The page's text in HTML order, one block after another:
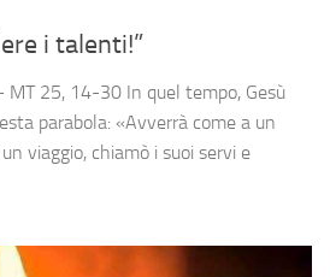
i talenti!”
MT 25, 14-30 In quel tempo, Gesù
parabola: «Avverrà come a un
viaggio, chiamò i suoi servi e